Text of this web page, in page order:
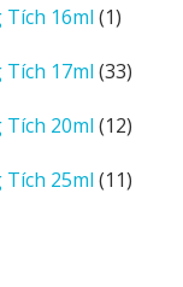
16ml 11
phẩm
17ml 3333
phẩm
20ml 1212
phẩm
25ml 1111